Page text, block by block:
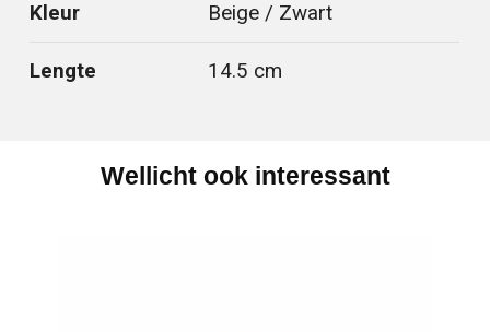
Kleur Beige / Zwart
Lengte 14.5 cm
Wellicht ook interessant